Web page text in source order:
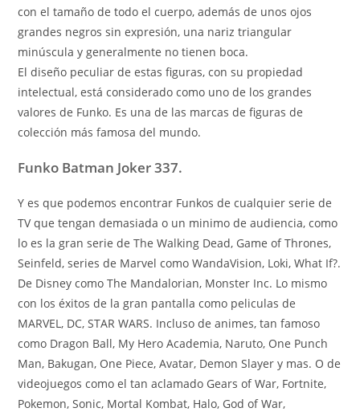
con el tamaño de todo el cuerpo, además de unos ojos
grandes negros sin expresión, una nariz triangular
minúscula y generalmente no tienen boca.
El diseño peculiar de estas figuras, con su propiedad
intelectual, está considerado como uno de los grandes
valores de Funko. Es una de las marcas de figuras de
colección más famosa del mundo.
Funko Batman Joker 337.
Y es que podemos encontrar Funkos de cualquier serie de
TV que tengan demasiada o un minimo de audiencia, como
lo es la gran serie de The Walking Dead, Game of Thrones,
Seinfeld, series de Marvel como WandaVision, Loki, What If?.
De Disney como The Mandalorian, Monster Inc. Lo mismo
con los éxitos de la gran pantalla como peliculas de
MARVEL, DC, STAR WARS. Incluso de animes, tan famoso
como Dragon Ball, My Hero Academia, Naruto, One Punch
Man, Bakugan, One Piece, Avatar, Demon Slayer y mas. O de
videojuegos como el tan aclamado Gears of War, Fortnite,
Pokemon, Sonic, Mortal Kombat, Halo, God of War,